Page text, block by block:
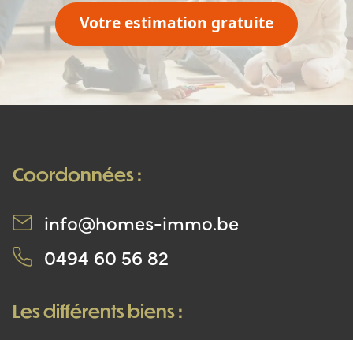
Votre estimation gratuite
Coordonnées :
info@homes-immo.be
0494 60 56 82
Les différents biens :